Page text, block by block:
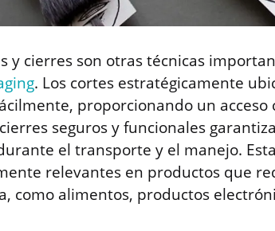
y cierres son otras técnicas
. Los cortes estratégicamente
proporcionando un
seguros y funcionales
el transporte y el manejo.
relevantes en productos que
como alimentos, productos